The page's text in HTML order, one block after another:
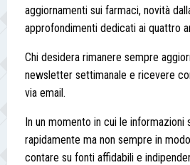
aggiornamenti sui farmaci, novità
approfondimenti dedicati ai quattro
Chi desidera rimanere sempre
newsletter settimanale e ricevere
via email.
In un momento in cui le informazioni
rapidamente ma non sempre in
contare su fonti affidabili e